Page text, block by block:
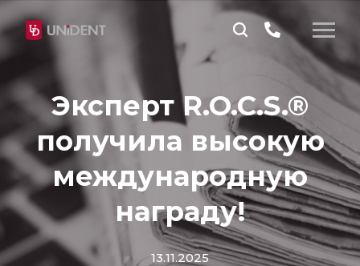
Эксперт R.O.C.S.®
получила высокую
международную
награду!
13.11.2025